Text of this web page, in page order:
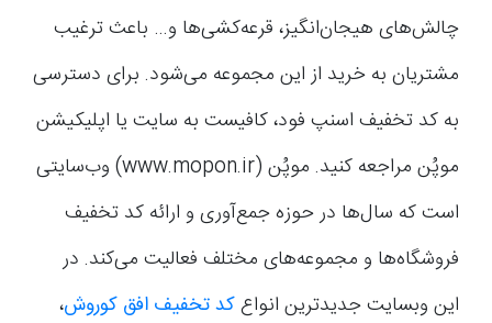
چالش‌های هیجان‌انگیز، قرعه‌کشی‌ها و… باعث ترغیب
مشتریان به خرید از این مجموعه می‌شود. برای دسترسی
به کد تخفیف اسنپ فود، کافیست به سایت یا اپلیکیشن
موپُن مراجعه کنید. موپُن (www.mopon.ir) وب‌سایتی
است که سال‌ها در حوزه جمع‌آوری و ارائه کد تخفیف
فروشگاه‌ها و مجموعه‌های مختلف فعالیت می‌کند. در
این وبسایت جدیدترین انواعکد تخفیف افق کوروش،